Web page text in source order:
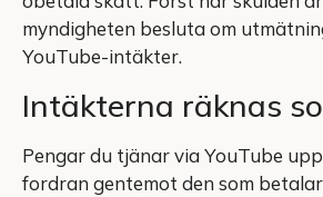
myndigheten besluta om
YouTube-intäkter.
Intäkterna räknas
Pengar du tjänar via YouTube
fordran gentemot den som